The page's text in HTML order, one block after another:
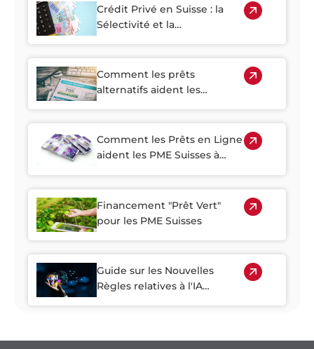
Crédit Privé en Suisse : la
Sélectivité et la
Deviendront Déterminantes
en 2026
Comment les prêts
alternatifs aident les
fusion entre Credit Suisse et
UBS
Comment les Prêts en Ligne
aident les PME Suisses à
Financement "Prêt Vert"
pour les PME Suisses
Guide sur les Nouvelles
Règles relatives à l'IA